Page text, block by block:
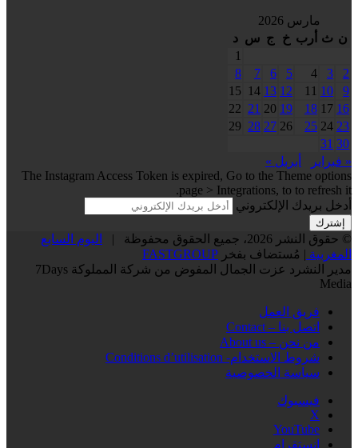
مارس 2026
ن ث أرب خ ج س د
1
2
3
4
5
6
7
8
9
10
11
12
13
14
15
16
17
18
19
20
21
22
23
24
25
26
27
28
29
30
31
« فبراير
أبريل »
The Instagram Access Token is expired, Go to the Theme options
page > Integrations, to to refresh it.
أدخل بريدك الإلكتروني
© حقوق النشر 2026، جميع الحقوق محفوظة |
اليوم السابع
المغربية | مُستضاف بفخر FASTGROUP
مدير النشرد عزت الجمال المفوض من شركة المملوكة 7Days
Media
فريق العمل
اتصل بنا – Contact
من نحن – About us
شروط الاستخدام- Conditions d’utilisation
سياسة الخصوصية
فيسبوك
‫X
‫YouTube
انستقرام